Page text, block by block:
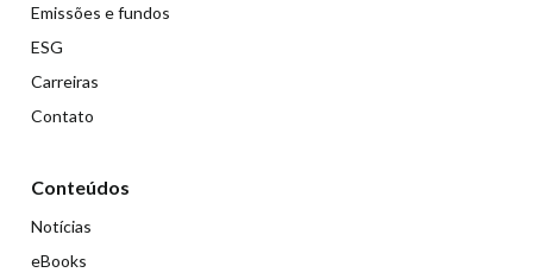
Emissões e fundos
ESG
Carreiras
Contato
Conteúdos
Notícias
eBooks